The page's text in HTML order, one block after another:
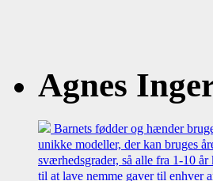
Agnes
Barnets fødder og hænder
unikke modeller, der kan bruges
sværhedsgrader, så alle fra 1-10
til at lave nemme gaver til enhver